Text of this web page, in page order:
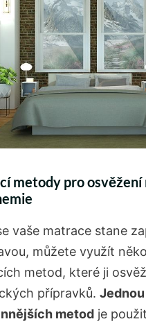
metody pro osvěžení
vaše matrace stane
můžete využít
metod, které ji
přípravků.
metod je